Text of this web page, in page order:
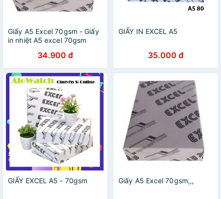
Giấy A5 Excel 70gsm - Giấy
in nhiệt A5 excel 70gsm
34.900 đ
GIẤY IN EXCEL A5
35.000 đ
GIẤY EXCEL A5 - 70gsm Giấy A5 Excel 70gsm,,,